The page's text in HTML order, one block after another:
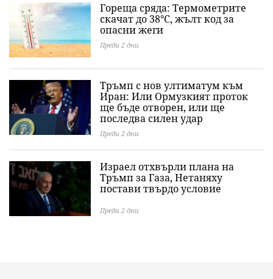
Гореща сряда: Термометрите
скачат до 38°C, жълт код за
опасни жеги
Преди 2 дни
Тръмп с нов ултиматум към
Иран: Или Ормузкият проток
ще бъде отворен, или ще
последва силен удар
Преди 2 дни
Израел отхвърли плана на
Тръмп за Газа, Нетаняху
постави твърдо условие
Преди 2 дни